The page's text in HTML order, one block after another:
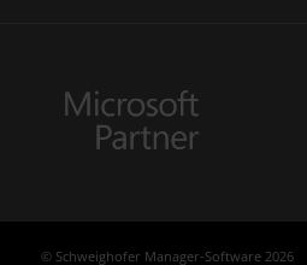
© Schweighofer Manager-Software 2026